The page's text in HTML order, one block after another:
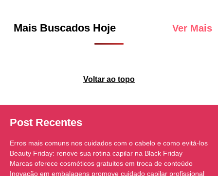
Mais Buscados Hoje Ver Mais
Voltar ao topo
Post Recentes
Erros mais comuns nos cuidados com o cabelo e como evitá-los
Beauty Friday: renove sua rotina capilar na Black Friday
Marcas oferece cosméticos gratuitos em troca de conteúdo
Inovação em embalagens promove cuidado capilar profissional